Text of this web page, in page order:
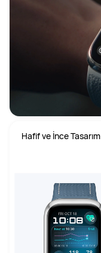
Hafif ve İnce Tasarım